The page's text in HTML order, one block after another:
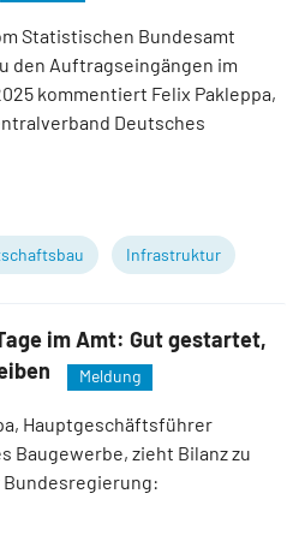
Statistischen Bundesamt
den Auftragseingängen im
kommentiert Felix Pakleppa,
Deutsches
Infrastruktur
im Amt: Gut gestartet,
Meldung
Hauptgeschäftsführer
Baugewerbe, zieht Bilanz zu
Bundesregierung: